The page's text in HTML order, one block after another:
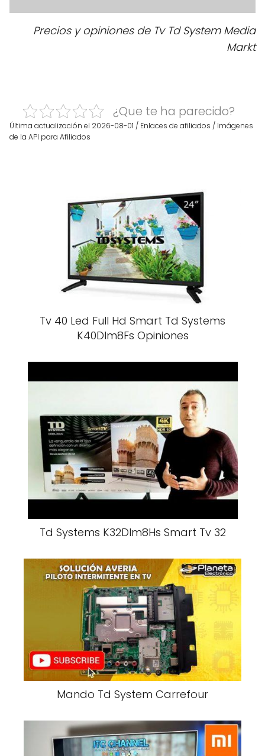
Precios y opiniones de Tv Td System Media
Markt
¿Que te ha parecido?
Última actualización el 2026-08-01 / Enlaces de afiliados / Imágenes
de la API para Afiliados
Tv 40 Led Full Hd Smart Td Systems
K40Dlm8Fs Opiniones
Td Systems K32Dlm8Hs Smart Tv 32
Mando Td System Carrefour